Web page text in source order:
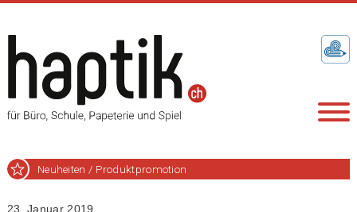
Neuheiten / Produktpromotion
23. Januar 2019